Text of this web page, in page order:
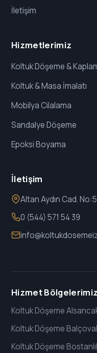
İletişim
Hizmetlerimiz
Koltuk Döşeme &
Koltuk & Masa İmalatı
Mobilya Cilalama
Sandalye Döşeme
Epoksi Boyama
İletişim
Altan Aydın Cad.
0 (544) 571 54 39
Hizmet Bölgelerimiz
Koltuk Döşeme
Koltuk Döşeme Balçova
Koltuk Döşeme Bostanlı